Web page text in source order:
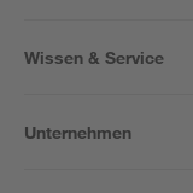
Wissen & Service
Unternehmen